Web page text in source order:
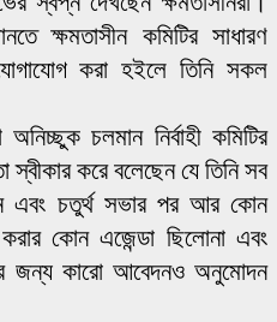
ক্ষমতাসীন কমিটির সাধারণ
করা হইলে তিনি সকল
চলমান নির্বাহী কমিটির
করে বলেছেন যে তিনি সব
এবং চতুর্থ সভার পর আর কোন
কোন এজেন্ডা ছিলোনা এবং
জন্য কারো আবেদনও অনুমোদন